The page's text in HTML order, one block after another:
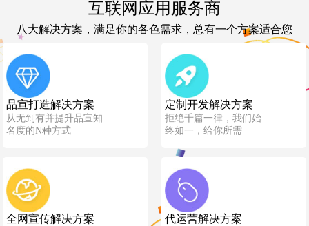
互联网应用服务商
八大解决方案，满足你的各色需求，总有一个方案适合您
品宣打造解决方案
从无到有并提升品宣知
名度的N种方式
定制开发解决方案
拒绝千篇一律，我们始
终如一，给你所需
全网宣传解决方案 代运营解决方案